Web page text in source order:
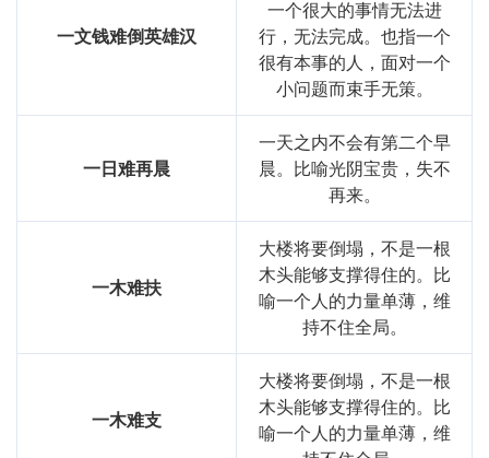
一文钱难倒英雄汉
一个很大的事情无法进
行，无法完成。也指一个
很有本事的人，面对一个
小问题而束手无策。
一日难再晨
一天之内不会有第二个早
晨。比喻光阴宝贵，失不
再来。
一木难扶
大楼将要倒塌，不是一根
木头能够支撑得住的。比
喻一个人的力量单薄，维
持不住全局。
一木难支
大楼将要倒塌，不是一根
木头能够支撑得住的。比
喻一个人的力量单薄，维